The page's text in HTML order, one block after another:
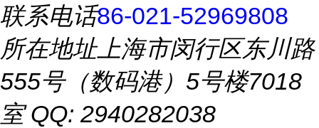
联系电话86-021-52969808
所在地址上海市闵行区东川路
555号（数码港）5号楼7018
室 QQ: 2940282038